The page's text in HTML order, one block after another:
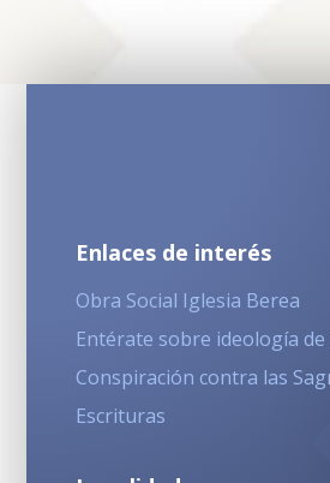
Enlaces de interés
Obra Social Iglesia Berea
Entérate sobre ideología
Conspiración contra las
Escrituras